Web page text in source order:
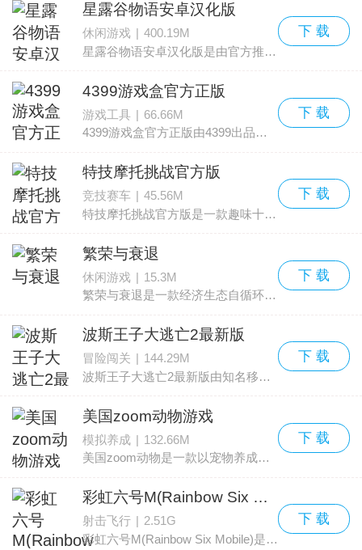
星露谷物语安卓汉化版
休闲游戏 | 400.19M
星露谷物语安卓汉化版是由官方推出的中文版本，玩家可以用简体中文自在游玩。剧情围绕玩家扮演的主角展开，主角继承了爷爷留在星露谷的一座破旧农场，带着一些旧工具和少量硬币开
下 载
4399游戏盒官方正版
游戏工具 | 66.66M
4399游戏盒官方正版由4399出品，是一款集合海内外热门手游的聚合应用，覆盖沙盒、竞技、MOBA、射击等多种类型，提供一键下载安装与版本更新服务。平台整合游戏测评、攻略、资讯、
下 载
特技摩托挑战官方版
竞技赛车 | 45.56M
特技摩托挑战官方版是一款趣味十足的摩托赛车竞速类手游。在游戏里，玩家将扮演一名特技车手，操控摩托通过一系列充满紧张感的关卡。部分关卡设置偏简单，而有些难度很高，无论难易
下 载
繁荣与衰退
休闲游戏 | 15.3M
繁荣与衰退是一款经济生态自循环的开放世界，力求还原真实商业运行的逻辑。还原真实商业逻辑是什么意思？真实市场中，商品种类会随着市场规模和经济发展水平改变，价格则会受到政策
下 载
波斯王子大逃亡2最新版
冒险闯关 | 144.29M
波斯王子大逃亡2最新版由知名移动工作室Ketchapp打造，是一款内容丰富、玩法多样的动作跑酷手游，属于该系列的第二部作品。延续前作那种带有欧美风格的卡通沙画美术，画面依旧非
下 载
美国zoom动物游戏
模拟养成 | 132.66M
美国zoom动物是一款以宠物养成为核心玩法的休闲模拟游戏，画面精致且尽量还原真实质感。玩家将探索不同场景，收养心仪的动物，并从动物视角去体验这个全新世界。通过细心照料，各类
下 载
彩虹六号M(Rainbow Six Mobile)
射击飞行 | 2.51G
彩虹六号M(Rainbow Six Mobile)是一款5v5第一人称多人战术竞技射击游戏，在经典攻防对抗的模式中与其他玩家较量。你可以选择作为进攻方或是防守方，在紧张节奏的 5v5 对局中展
下 载